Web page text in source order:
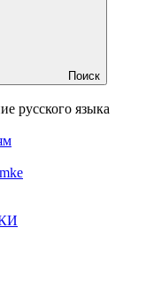
Поиск
русского языка